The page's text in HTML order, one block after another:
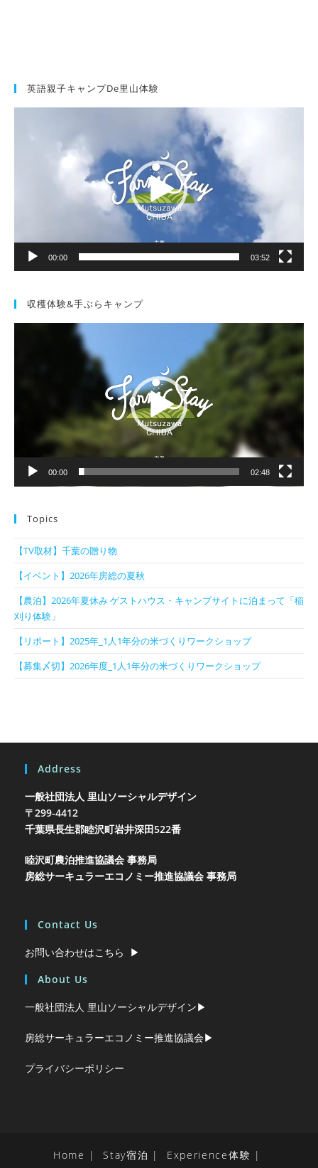
英語親子キャンプde里山体験
00:00 03:52
収穫体験&手ぶらキャンプ
00:00 02:48
Topics
【TV取材】千葉の贈り物
【イベント】2026年房総の夏秋
【農泊】2026年夏休み ゲストハウス・キャンプサイトに泊まって「稲
刈り体験」
【リポート】2025年_1人1年分の米づくりワークショップ
【募集〆切】2026年度_1人1年分の米づくりワークショップ
Address
一般社団法人 里山ソーシャルデザイン
〒299-4412
千葉県長生郡睦沢町岩井深田522番
睦沢町農泊推進協議会 事務局
房総サーキュラーエコノミー推進協議会 事務局
Contact Us
お問い合わせはこちら ▶︎
About Us
一般社団法人 里山ソーシャルデザイン▶︎
房総サーキュラーエコノミー推進協議会▶︎
プライバシーポリシー
Home Stay宿泊 Experience体験